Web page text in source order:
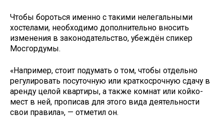
Чтобы бороться именно с такими нелегальными
хостелами, необходимо дополнительно вносить
изменения в законодательство, убеждён спикер
Мосгордумы.
«Например, стоит подумать о том, чтобы отдельно
регулировать посуточную или краткосрочную сдачу в
аренду целой квартиры, а также комнат или койко-
мест в ней, прописав для этого вида деятельности
свои правила», — отметил он.